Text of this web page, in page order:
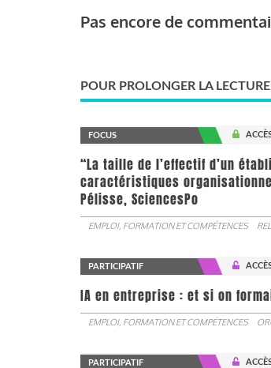
Pas encore de
POUR PROLONGER LA LECTURE
FOCUS
“La taille de l’effectif d’un
caractéristiques
Pélisse, SciencesPo
EMPLOI, FORMATION ET COMPÉTENCES
PARTICIPATIF
IA en entreprise : et si on
EMPLOI, FORMATION ET COMPÉTENCES
PARTICIPATIF